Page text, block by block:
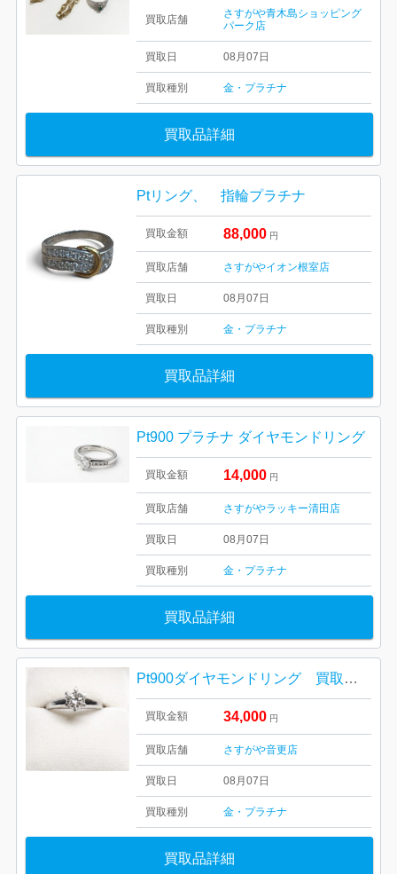
買取店舗
さすがや青木島ショッピング
パーク店
買取日 08月07日
買取種別 金・プラチナ
買取品詳細
Ptリング、 指輪プラチナ
買取金額 88,000 円
買取店舗 さすがやイオン根室店
買取日 08月07日
買取種別 金・プラチナ
買取品詳細
Pt900 プラチナ ダイヤモンドリング
買取金額 14,000 円
買取店舗 さすがやラッキー清田店
買取日 08月07日
買取種別 金・プラチナ
買取品詳細
Pt900ダイヤモンドリング 買取しました！さすがや音更店
買取金額 34,000 円
買取店舗 さすがや音更店
買取日 08月07日
買取種別 金・プラチナ
買取品詳細